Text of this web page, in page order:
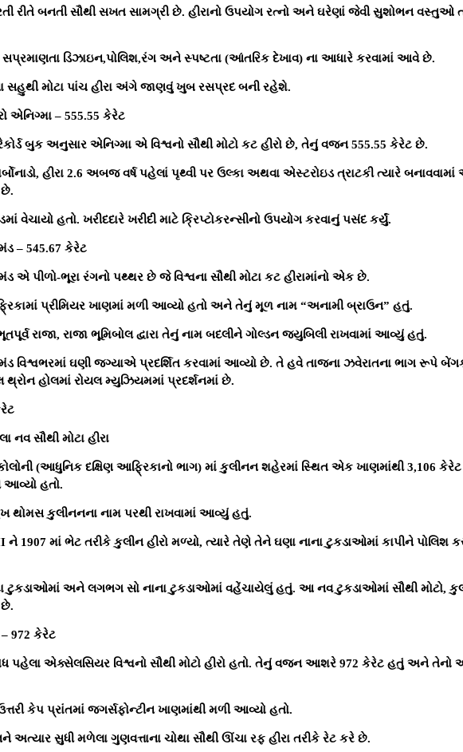
રીતે બનતી સૌથી સખત સામગ્રી છે. હીરાનો ઉપયોગ રત્નો અને ઘરેણાં જેવી સુશોભન વસ્તુઓ
સપ્રમાણતા ડિઝાઇન,પોલિશ,રંગ અને સ્પષ્ટતા (આંતરિક દેખાવ) ના આધારે કરવામાં આવે છે.
સહુથી મોટા પાંચ હીરા અંગે જાણવું ખુબ રસપ્રદ બની રહેશે.
એનિગ્મા – 555.55 કેરેટ
રેકોર્ડ બુક અનુસાર એનિગ્મા એ વિશ્વનો સૌથી મોટો કટ હીરો છે, તેનું વજન 555.55 કેરેટ છે.
હીરા 2.6 અબજ વર્ષ પહેલાં પૃથ્વી પર ઉલ્કા અથવા એસ્ટરોઇડ ત્રાટકી ત્યારે
છે.
વેચાયો હતો. ખરીદદારે ખરીદી માટે ક્રિપ્ટોકરન્સીનો ઉપયોગ કરવાનું પસંદ કર્યું.
– 545.67 કેરેટ
એ પીળો-ભૂરા રંગનો પથ્થર છે જે વિશ્વના સૌથી મોટા કટ હીરામાંનો એક છે.
પ્રીમિયર ખાણમાં મળી આવ્યો હતો અને તેનું મૂળ નામ “અનામી બ્રાઉન” હતું.
રાજા, રાજા ભૂમિબોલ દ્વારા તેનું નામ બદલીને ગોલ્ડન જ્યુબિલી રાખવામાં આવ્યું હતું.
વિશ્વભરમાં ઘણી જગ્યાએ પ્રદર્શિત કરવામાં આવ્યો છે. તે હવે તાજના ઝવેરાતના ભાગ રૂપે
થ્રોન હોલમાં રોયલ મ્યુઝિયમમાં પ્રદર્શનમાં છે.
નવ સૌથી મોટા હીરા
કોલોની (આધુનિક દક્ષિણ આફ્રિકાનો ભાગ) માં કુલીનન શહેરમાં સ્થિત એક ખાણમાંથી 3,106
આવ્યો હતો.
થોમસ કુલીનનના નામ પરથી રાખવામાં આવ્યું હતું.
ને 1907 માં ભેટ તરીકે કુલીન હીરો મળ્યો, ત્યારે તેણે તેને ઘણા નાના ટુકડાઓમાં કાપીને પોલિશ
ટુકડાઓમાં અને લગભગ સો નાના ટુકડાઓમાં વહેંચાયેલું હતું. આ નવ ટુકડાઓમાં સૌથી મોટો,
છે.
972 કેરેટ
પહેલા એક્સેલસિયર વિશ્વનો સૌથી મોટો હીરો હતો. તેનું વજન આશરે 972 કેરેટ હતું અને તેનો
કેપ પ્રાંતમાં જગર્સફોન્ટીન ખાણમાંથી મળી આવ્યો હતો.
સુધી મળેલા ગુણવત્તાના ચોથા સૌથી ઊંચા રફ હીરા તરીકે રેટ કરે છે.